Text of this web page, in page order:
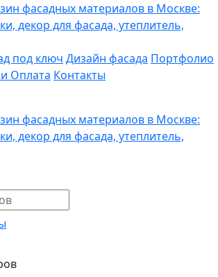
под ключ Дизайн фасада Портфолио
Оплата Контакты